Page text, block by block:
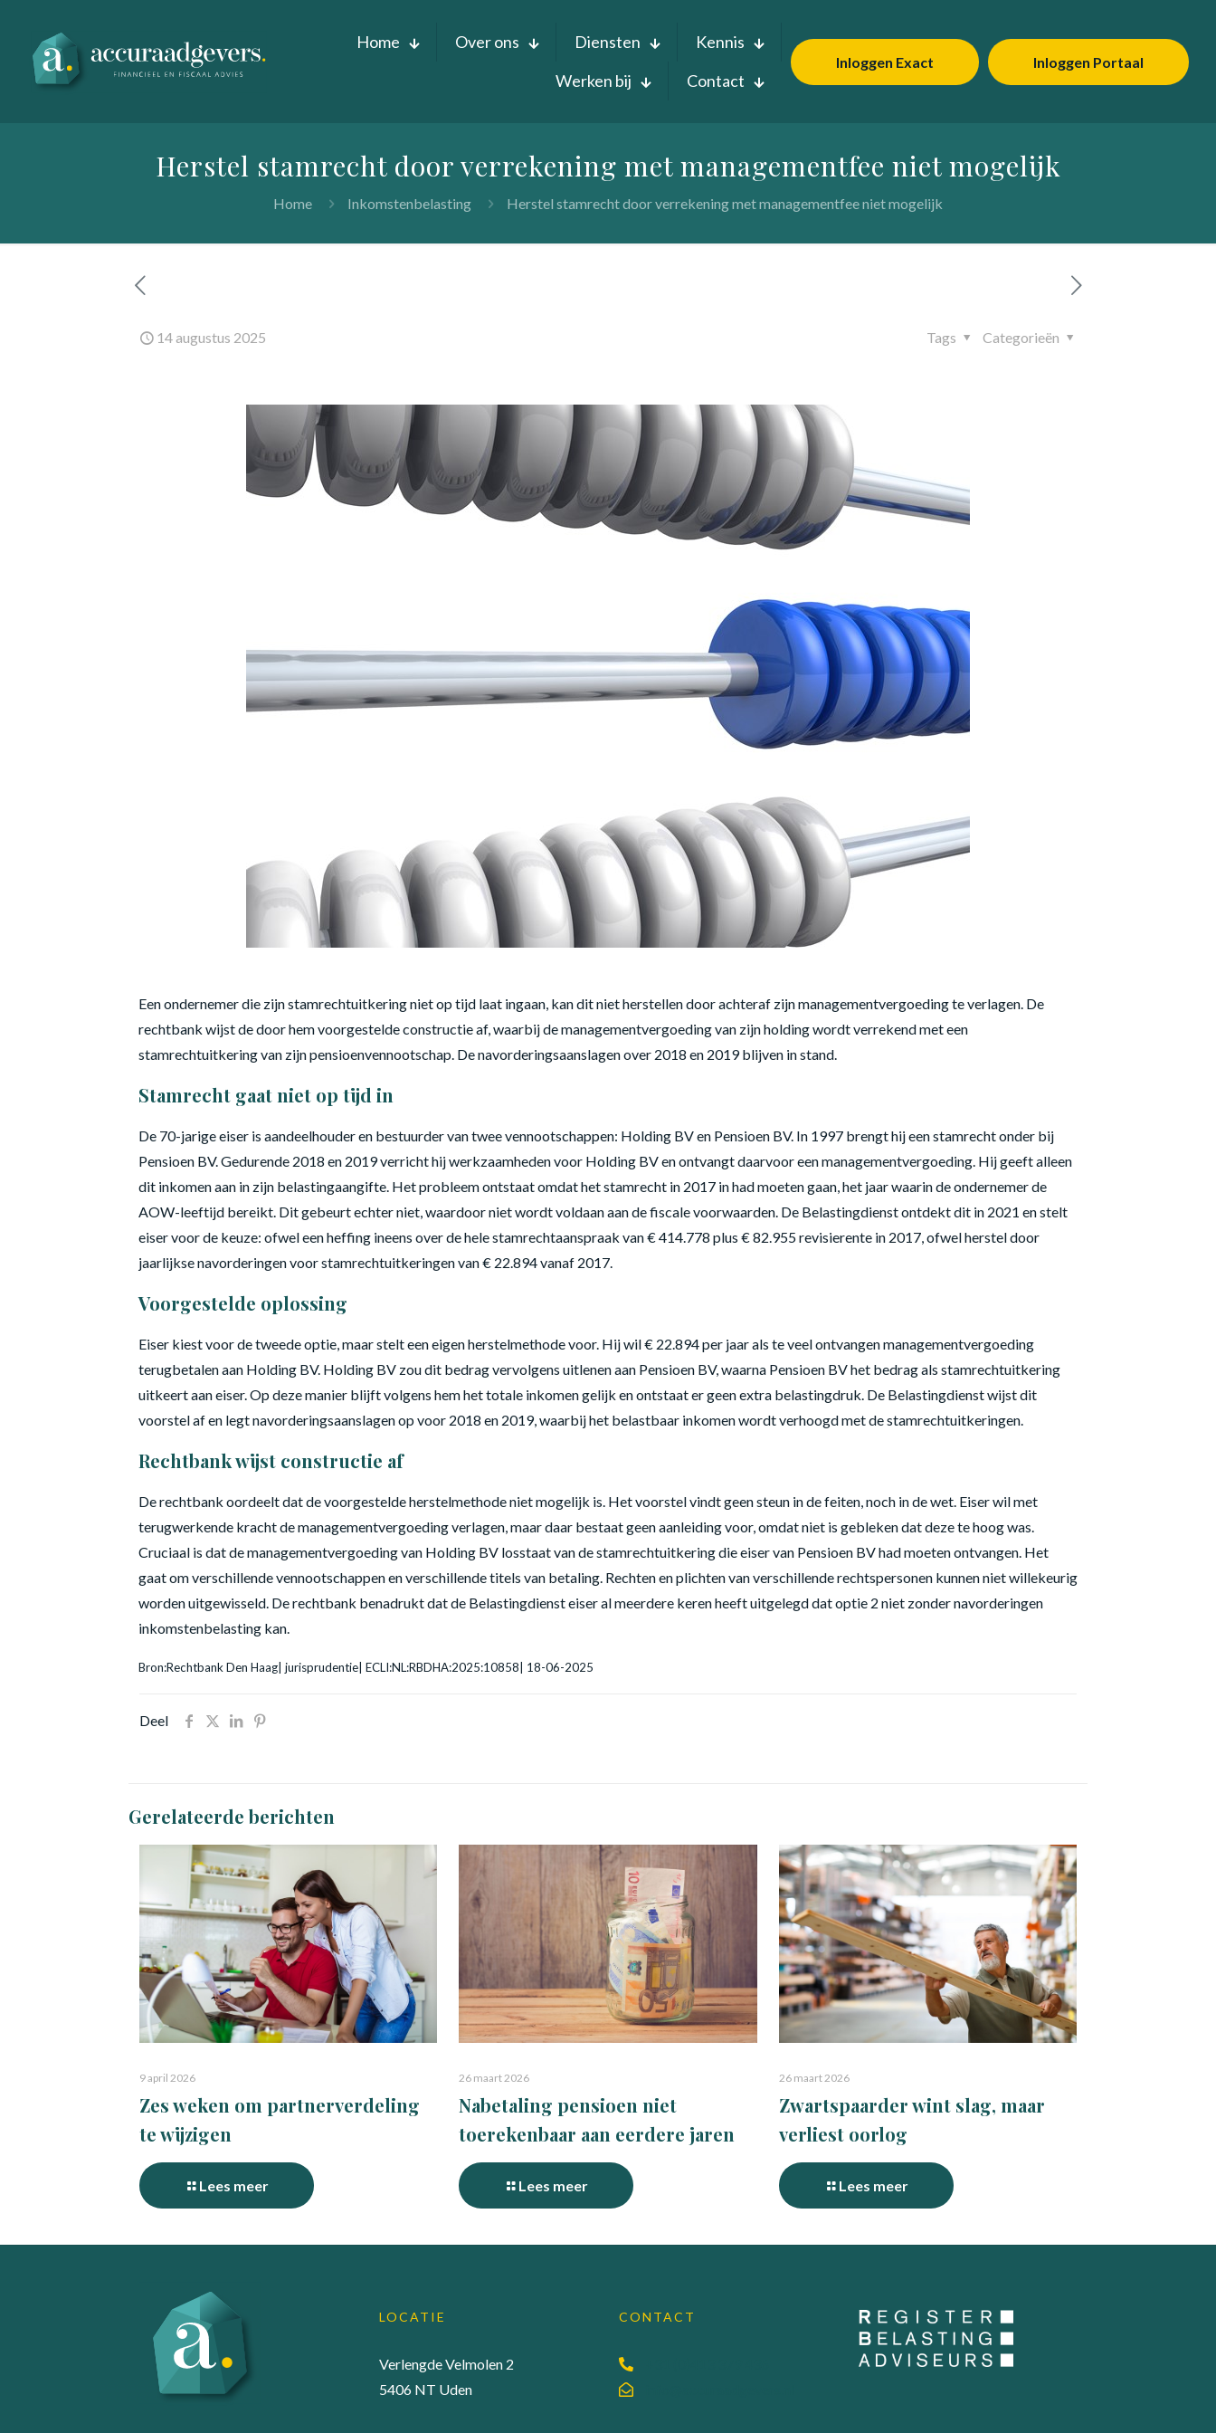
Home Over ons Diensten
Kennis
Werken bij
Contact
Inloggen Exact Inloggen Portaal
Herstel stamrecht door verrekening met managementfee niet mogelijk
Home Inkomstenbelasting Herstel stamrecht door verrekening met managementfee niet mogelijk
14 augustus 2025 Categorieën
Tags
Een ondernemer die zijn stamrechtuitkering niet op tijd laat ingaan, kan dit niet herstellen door achteraf zijn managementvergoeding te verlagen. De
rechtbank wijst de door hem voorgestelde constructie af, waarbij de managementvergoeding van zijn holding wordt verrekend met een
stamrechtuitkering van zijn pensioenvennootschap. De navorderingsaanslagen over 2018 en 2019 blijven in stand.
Stamrecht gaat niet op tijd in
De 70-jarige eiser is aandeelhouder en bestuurder van twee vennootschappen: Holding BV en Pensioen BV. In 1997 brengt hij een stamrecht onder bij
Pensioen BV. Gedurende 2018 en 2019 verricht hij werkzaamheden voor Holding BV en ontvangt daarvoor een managementvergoeding. Hij geeft alleen
dit inkomen aan in zijn belastingaangifte. Het probleem ontstaat omdat het stamrecht in 2017 in had moeten gaan, het jaar waarin de ondernemer de
AOW-leeftijd bereikt. Dit gebeurt echter niet, waardoor niet wordt voldaan aan de fiscale voorwaarden. De Belastingdienst ontdekt dit in 2021 en stelt
eiser voor de keuze: ofwel een heffing ineens over de hele stamrechtaanspraak van € 414.778 plus € 82.955 revisierente in 2017, ofwel herstel door
jaarlijkse navorderingen voor stamrechtuitkeringen van € 22.894 vanaf 2017.
Voorgestelde oplossing
Eiser kiest voor de tweede optie, maar stelt een eigen herstelmethode voor. Hij wil € 22.894 per jaar als te veel ontvangen managementvergoeding
terugbetalen aan Holding BV. Holding BV zou dit bedrag vervolgens uitlenen aan Pensioen BV, waarna Pensioen BV het bedrag als stamrechtuitkering
uitkeert aan eiser. Op deze manier blijft volgens hem het totale inkomen gelijk en ontstaat er geen extra belastingdruk. De Belastingdienst wijst dit
voorstel af en legt navorderingsaanslagen op voor 2018 en 2019, waarbij het belastbaar inkomen wordt verhoogd met de stamrechtuitkeringen.
Rechtbank wijst constructie af
De rechtbank oordeelt dat de voorgestelde herstelmethode niet mogelijk is. Het voorstel vindt geen steun in de feiten, noch in de wet. Eiser wil met
terugwerkende kracht de managementvergoeding verlagen, maar daar bestaat geen aanleiding voor, omdat niet is gebleken dat deze te hoog was.
Cruciaal is dat de managementvergoeding van Holding BV losstaat van de stamrechtuitkering die eiser van Pensioen BV had moeten ontvangen. Het
gaat om verschillende vennootschappen en verschillende titels van betaling. Rechten en plichten van verschillende rechtspersonen kunnen niet willekeurig
worden uitgewisseld. De rechtbank benadrukt dat de Belastingdienst eiser al meerdere keren heeft uitgelegd dat optie 2 niet zonder navorderingen
inkomstenbelasting kan.
Bron:Rechtbank Den Haag| jurisprudentie| ECLI:NL:RBDHA:2025:10858| 18-06-2025
Deel
Gerelateerde berichten
9 april 2026
Zes weken om partnerverdeling
te wijzigen
Lees meer
26 maart 2026
Nabetaling pensioen niet
toerekenbaar aan eerdere jaren
Lees meer
26 maart 2026
Zwartspaarder wint slag, maar
verliest oorlog
Lees meer
LOCATIE
Verlengde Velmolen 2
5406 NT Uden
CONTACT